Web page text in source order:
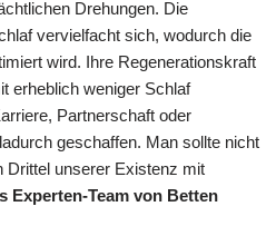
Drehungen. Die
vervielfacht sich, wodurch die
wird. Ihre Regenerationskraft
erheblich weniger Schlaf
Partnerschaft oder
geschaffen. Man sollte nicht
Drittel unserer Existenz mit
Experten-Team von Betten